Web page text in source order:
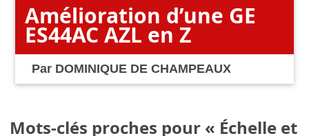
Amélioration d’une GE
ES44AC AZL en Z
Par DOMINIQUE DE CHAMPEAUX
Mots-clés proches pour « Échelle et